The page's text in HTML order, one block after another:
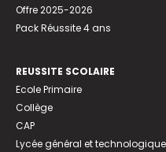
Offre 2025-2026
Pack Réussite 4 ans
REUSSITE SCOLAIRE
Ecole Primaire
Collège
CAP
Lycée général et technologique